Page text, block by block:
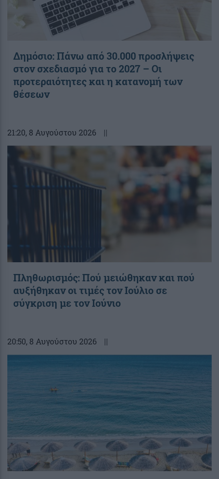
Δημόσιο: Πάνω από 30.000 προσλήψεις
στον σχεδιασμό για το 2027 – Οι
προτεραιότητες και η κατανομή των
θέσεων
21:20, 8 Αυγούστου 2026 ||
Πληθωρισμός: Πού μειώθηκαν και πού
αυξήθηκαν οι τιμές τον Ιούλιο σε
σύγκριση με τον Ιούνιο
20:50, 8 Αυγούστου 2026 ||